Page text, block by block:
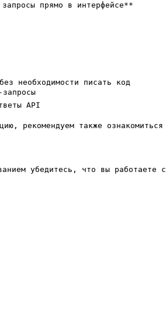
прямо в интерфейсе**
необходимости писать код
API
рекомендуем также